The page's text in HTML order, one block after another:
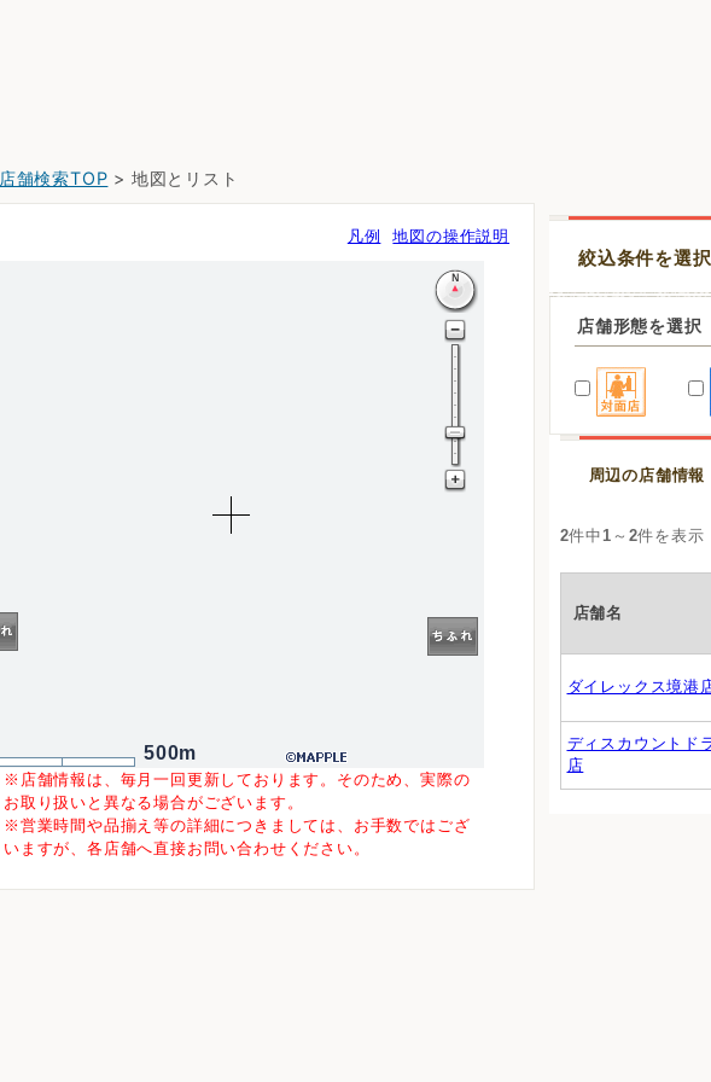
店舗検索TOP > 地図とリスト
凡例 地図の操作説明
500m
※店舗情報は、毎月一回更新しております。そのため、実際の
お取り扱いと異なる場合がございます。
※営業時間や品揃え等の詳細につきましては、お手数ではござ
いますが、各店舗へ直接お問い合わせください。
絞込条件を選
店舗形態を選択
周辺の店舗情報
2件中 1 ～ 2件を表示
店舗名
ダイレックス境港
ディスカウントド
店